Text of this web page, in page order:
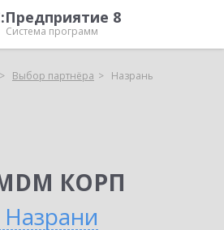
8
Система программ
Выбор партнёра Назрань
КОРП
Назрани